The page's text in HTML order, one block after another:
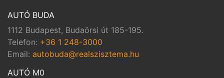
AUTÓ BUDA
1112 Budapest, Budaörsi út 185-195.
Telefon: +36 1 248-3000
Email: autobuda@realszisztema.hu
AUTÓ M0